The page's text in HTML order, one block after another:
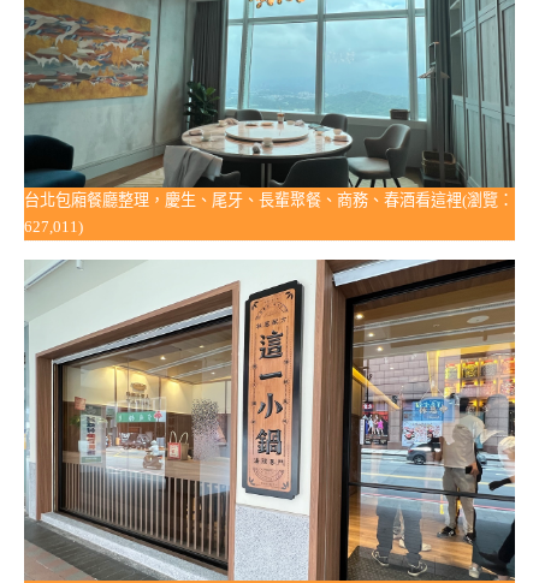
台北包廂餐廳整理，慶生、尾牙、長輩聚餐、商務、春酒看這裡(瀏覽：
627,011)